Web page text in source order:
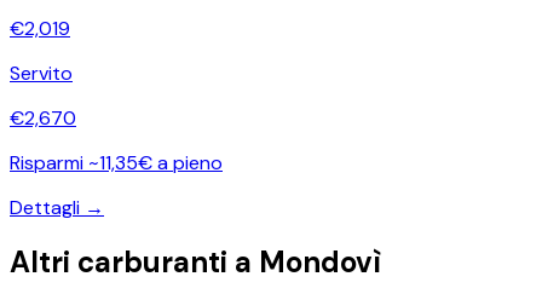
€2,019
Servito
€2,670
Risparmi ~11,35€ a pieno
Dettagli →
Altri carburanti a Mondovì